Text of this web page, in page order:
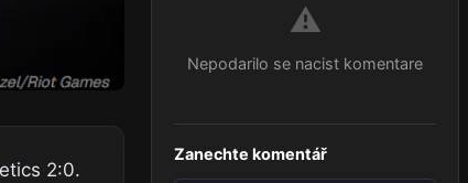
2:0.
⚠️
Nepodarilo se nacist komentare
Zanechte komentář